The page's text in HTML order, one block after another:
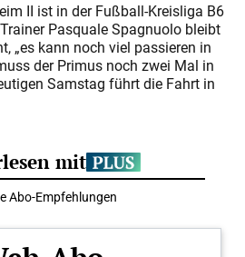
II ist in der Fußball-Kreisliga B6
Pasquale Spagnuolo bleibt
„es kann noch viel passieren in
der Primus noch zwei Mal in
Samstag führt die Fahrt in